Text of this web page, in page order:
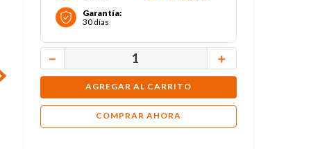
Garantía:
30 días
＋
－
AGREGAR AL CARRITO
COMPRAR AHORA